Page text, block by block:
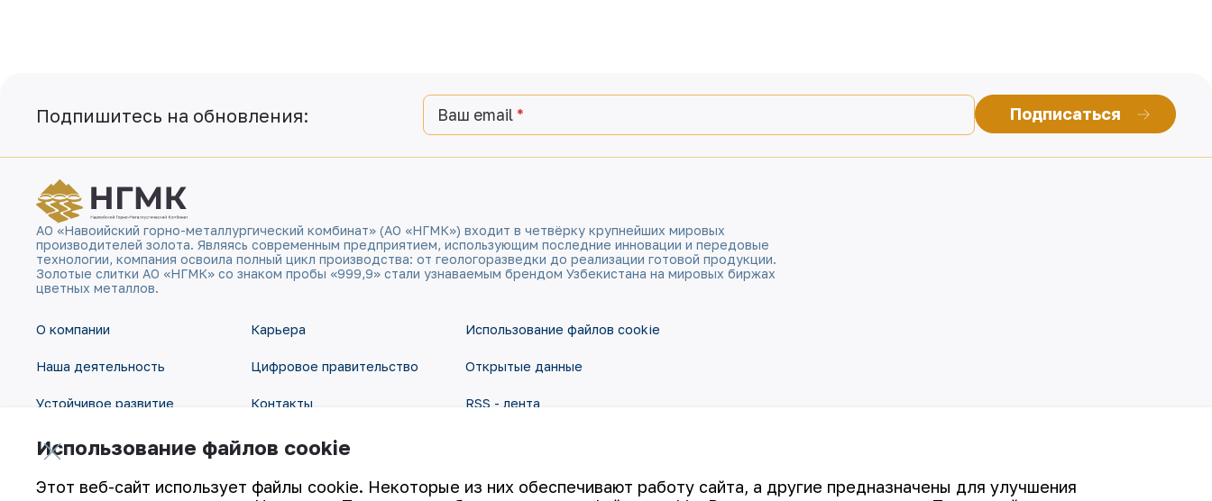
Подпишитесь на обновления: Ваш email Подписаться
АО «Навоийский горно-металлургический комбинат» (АО «НГМК») входит в четвёрку крупнейших мировых
производителей золота. Являясь современным предприятием, использующим последние инновации и передовые
технологии, компания освоила полный цикл производства: от геологоразведки до реализации готовой продукции.
Золотые слитки АО «НГМК» со знаком пробы «999,9» стали узнаваемым брендом Узбекистана на мировых биржах
цветных металлов.
О компании
Наша деятельность
Устойчивое развитие
Инвесторам
Пресс-центр
Карьера
Цифровое правительство
Контакты
Карта сайта
Условия использования
Использование файлов cookie
Открытые данные
RSS - лента
Использование файлов cookie
Этот веб-сайт использует файлы cookie. Некоторые из них обеспечивают работу сайта, а другие предназначены для улучшения